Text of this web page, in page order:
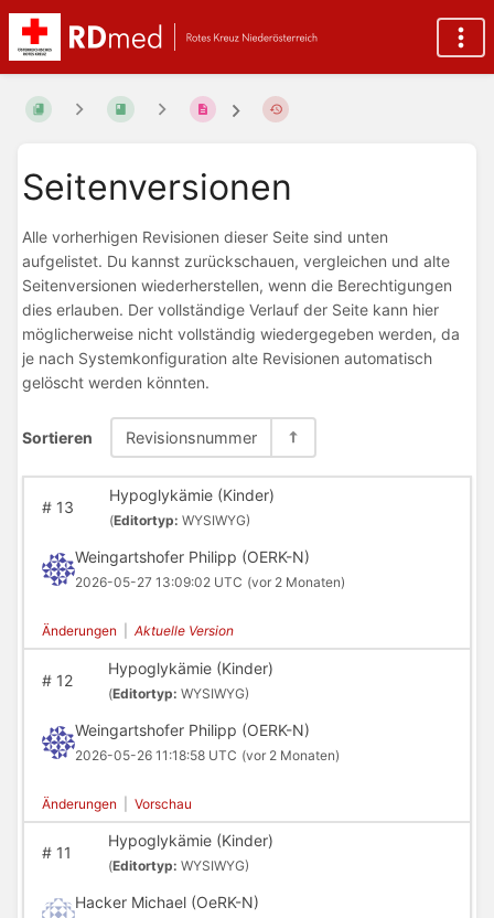
Seitenversionen
Alle vorherhigen Revisionen dieser Seite sind unten
aufgelistet. Du kannst zurückschauen, vergleichen und alte
Seitenversionen wiederherstellen, wenn die Berechtigungen
dies erlauben. Der vollständige Verlauf der Seite kann hier
möglicherweise nicht vollständig wiedergegeben werden, da
je nach Systemkonfiguration alte Revisionen automatisch
gelöscht werden könnten.
Sortieren Revisionsnummer
#13
Hypoglykämie (Kinder)
(Editortyp: WYSIWYG)
Weingartshofer Philipp (OERK-N)
2026-05-27 13:09:02 UTC (vor 2 Monaten)
Änderungen Aktuelle Version
#12
Hypoglykämie (Kinder)
(Editortyp: WYSIWYG)
Weingartshofer Philipp (OERK-N)
2026-05-26 11:18:58 UTC (vor 2 Monaten)
Änderungen Vorschau
#11
Hypoglykämie (Kinder)
(Editortyp: WYSIWYG)
Hacker Michael (OeRK-N)